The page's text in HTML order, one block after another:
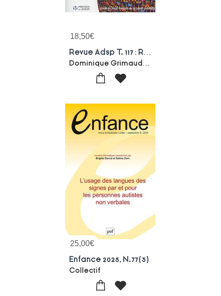
18,50€
25,00€
Enfance 2025, N.77(3)
Collectif